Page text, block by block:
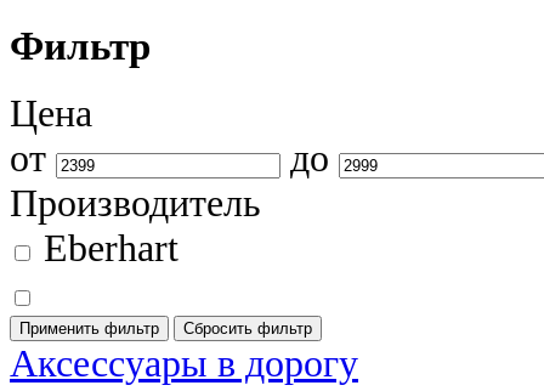
Фильтр
Цена
от
до
Производитель
Eberhart
Применить фильтр Сбросить фильтр
Аксессуары в дорогу